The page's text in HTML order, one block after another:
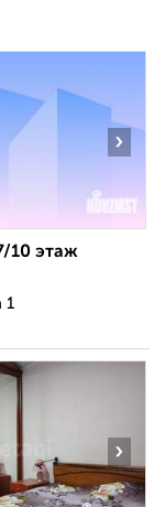
›
10 этаж
1
›